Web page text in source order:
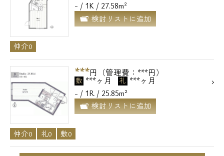
- / 1K / 27.58m²
検討リストに追加
仲介0
***円（管理費：***円）
敷 ***ヶ月 礼 ***ヶ月
- / 1R / 25.85m²
検討リストに追加
仲介0 礼0 敷0